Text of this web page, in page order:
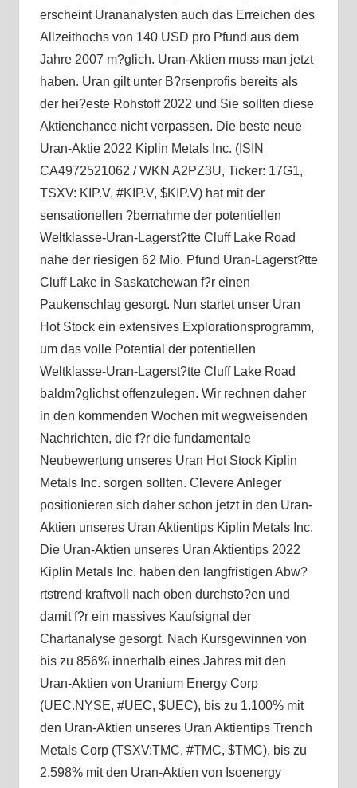
erscheint Urananalysten auch das Erreichen des
Allzeithochs von 140 USD pro Pfund aus dem
Jahre 2007 m?glich. Uran-Aktien muss man jetzt
haben. Uran gilt unter B?rsenprofis bereits als
der hei?este Rohstoff 2022 und Sie sollten diese
Aktienchance nicht verpassen. Die beste neue
Uran-Aktie 2022 Kiplin Metals Inc. (ISIN
CA4972521062 / WKN A2PZ3U, Ticker: 17G1,
TSXV: KIP.V, #KIP.V, $KIP.V) hat mit der
sensationellen ?bernahme der potentiellen
Weltklasse-Uran-Lagerst?tte Cluff Lake Road
nahe der riesigen 62 Mio. Pfund Uran-Lagerst?tte
Cluff Lake in Saskatchewan f?r einen
Paukenschlag gesorgt. Nun startet unser Uran
Hot Stock ein extensives Explorationsprogramm,
um das volle Potential der potentiellen
Weltklasse-Uran-Lagerst?tte Cluff Lake Road
baldm?glichst offenzulegen. Wir rechnen daher
in den kommenden Wochen mit wegweisenden
Nachrichten, die f?r die fundamentale
Neubewertung unseres Uran Hot Stock Kiplin
Metals Inc. sorgen sollten. Clevere Anleger
positionieren sich daher schon jetzt in den Uran-
Aktien unseres Uran Aktientips Kiplin Metals Inc.
Die Uran-Aktien unseres Uran Aktientips 2022
Kiplin Metals Inc. haben den langfristigen Abw?
rtstrend kraftvoll nach oben durchsto?en und
damit f?r ein massives Kaufsignal der
Chartanalyse gesorgt. Nach Kursgewinnen von
bis zu 856% innerhalb eines Jahres mit den
Uran-Aktien von Uranium Energy Corp
(UEC.NYSE, #UEC, $UEC), bis zu 1.100% mit
den Uran-Aktien unseres Uran Aktientips Trench
Metals Corp (TSXV:TMC, #TMC, $TMC), bis zu
2.598% mit den Uran-Aktien von Isoenergy